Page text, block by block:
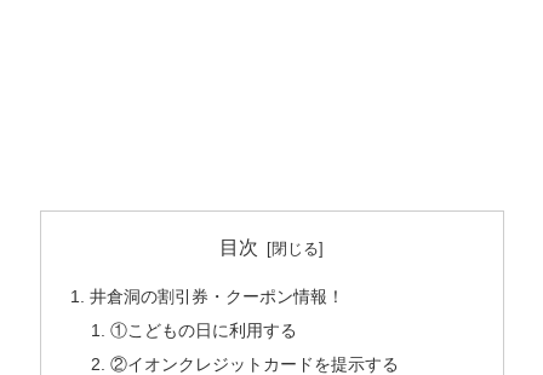
目次
井倉洞の割引券・クーポン情報！
①こどもの日に利用する
②イオンクレジットカードを提示する